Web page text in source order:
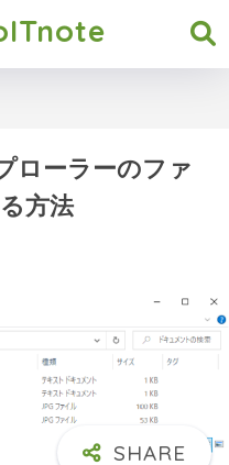
ローラーのファ
方法